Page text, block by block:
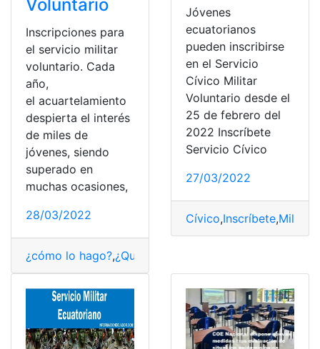
Voluntario
Inscripciones para
el servicio militar
voluntario. Cada
año,
el acuartelamiento
despierta el interés
de miles de
jóvenes, siendo
superado en
muchas ocasiones,
28/03/2022
¿cómo lo hago?,¿Qué es?
Jóvenes
ecuatorianos
pueden inscribirse
en el Servicio
Cívico Militar
Voluntario desde el
25 de febrero del
2022 Inscríbete
Servicio Cívico
27/03/2022
Cívico,Inscríbete,Militar